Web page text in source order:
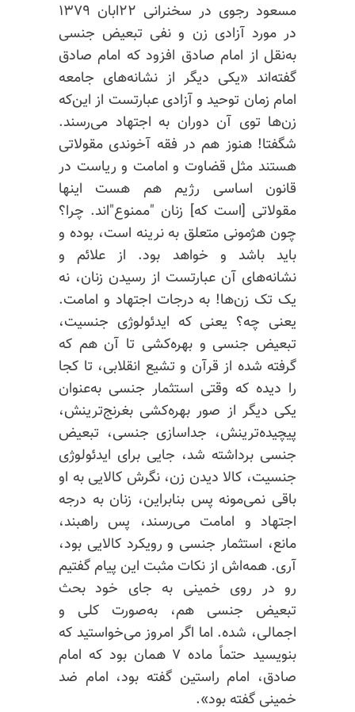
مسعود رجوی در سخنرانی ۲۲ابان ۱۳۷۹
در مورد آزادی زن و نفی تبعیض جنسی
به‌نقل از امام صادق افزود که امام صادق
گفته‌اند «یکی دیگر از نشانه‌های جامعه
امام زمان توحید و آزادی عبارتست از این‌که
زن‌ها توی آن دوران به اجتهاد می‌رسند.
شگفتا! هنوز هم در فقه آخوندی مقولاتی
هستند مثل قضاوت و امامت و ریاست در
قانون اساسی رژیم هم هست اینها
مقولاتی [است که] زنان "‌ممنوع"‌اند. چرا؟
چون هژمونی متعلق به نرینه است، بوده و
باید باشد و خواهد بود. از علائم و
نشانه‌های آن عبارتست از رسیدن زنان، نه
یک تک زن‌ها! به درجات اجتهاد و امامت.
یعنی چه؟ یعنی که ایدئولوژی جنسیت،
تبعیض جنسی و بهره‌کشی تا آن هم که
گرفته شده از قرآن و تشیع انقلابی، تا کجا
را دیده که وقتی استثمار جنسی به‌عنوان
یکی دیگر از صور بهره‌کشی بغرنج‌ترینش،
پیچیده‌ترینش، جداسازی جنسی، تبعیض
جنسی برداشته شد، جایی برای ایدئولوژی
جنسیت، کالا دیدن زن، نگرش کالایی به او
باقی نمی‌مونه پس بنابراین، زنان به درجه
اجتهاد و امامت می‌رسند، پس راهبند،
مانع، استثمار جنسی و رویکرد کالایی بود،
آری. همه‌اش از نکات مثبت این پیام گفتیم
رو در روی خمینی به جای خود بحث
تبعیض جنسی هم، به‌صورت کلی و
اجمالی، شده. اما اگر امروز می‌خواستید که
بنویسید حتماً ماده ۷ همان بود که امام
صادق، امام راستین گفته بود، امام ضد
خمینی گفته بود».